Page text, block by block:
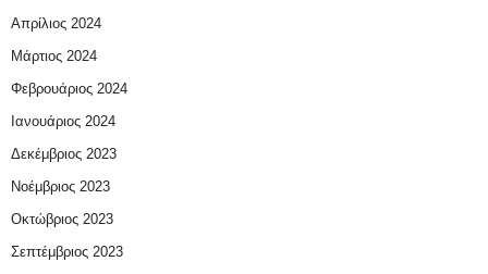
Απρίλιος 2024
Μάρτιος 2024
Φεβρουάριος 2024
Ιανουάριος 2024
Δεκέμβριος 2023
Νοέμβριος 2023
Οκτώβριος 2023
Σεπτέμβριος 2023